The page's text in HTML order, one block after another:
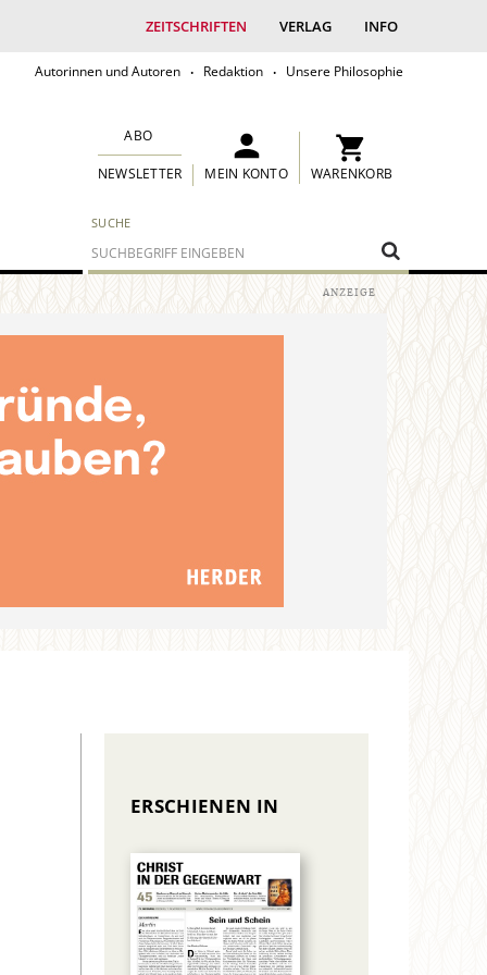
ZEITSCHRIFTEN VERLAG INFO
Autorinnen und Autoren Redaktion Unsere Philosophie
SUCHE
ABO
NEWSLETTER MEIN KONTO WARENKORB
ERSCHIENEN IN